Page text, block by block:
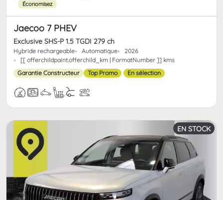
Économisez
Jaecoo 7 PHEV
Exclusive SHS-P 1.5 TGDI 279 ch
Hybride rechargeable Automatique
2026
[[ offerchildpaint.offerchild_km | FormatNumber ]] kms
Garantie Constructeur
Top Promo En sélection
EN STOCK